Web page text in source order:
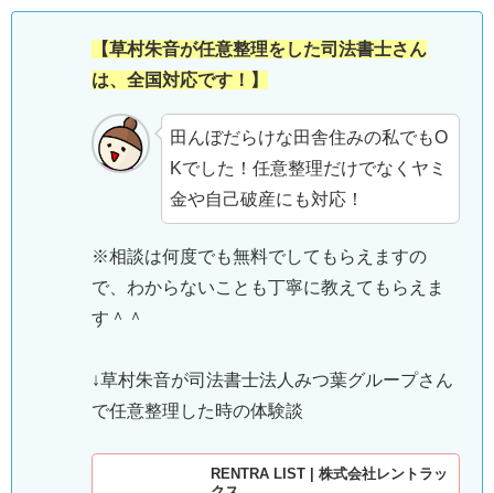
【草村朱音が任意整理をした司法書士さん
は、全国対応です！】
田んぼだらけな田舎住みの私でもO
Kでした！任意整理だけでなくヤミ
金や自己破産にも対応！
※相談は何度でも無料でしてもらえますの
で、わからないことも丁寧に教えてもらえま
す＾＾
↓草村朱音が司法書士法人みつ葉グループさん
で任意整理した時の体験談
RENTRA LIST | 株式会社レントラッ